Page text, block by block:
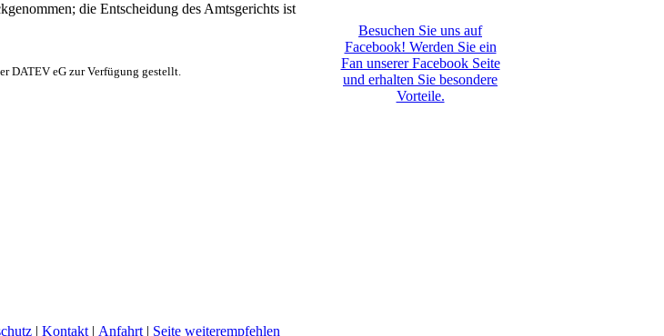
die Entscheidung des Amtsgerichts ist
DATEV eG zur Verfügung gestellt.
Besuchen Sie uns auf
Facebook! Werden Sie ein
Fan unserer Facebook Seite
und erhalten Sie besondere
Vorteile.
| Kontakt| Anfahrt| Seite weiterempfehlen